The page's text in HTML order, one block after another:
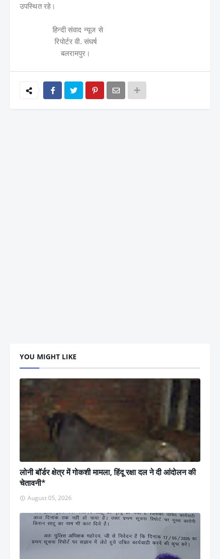
उपस्थित रहे।
हिन्दी संवाद न्यूज से
रिपोर्टर वी. संघर्ष
बलरामपुर।
YOU MIGHT LIKE
लोनी बॉर्डर क्षेत्र में गोकशी मामला, हिंदू रक्षा दल ने दी आंदोलन की
चेतावनी*
August 05, 2026